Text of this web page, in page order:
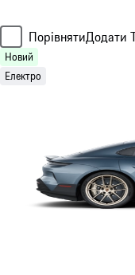
ПорівнятиДодати
Новий
Електро